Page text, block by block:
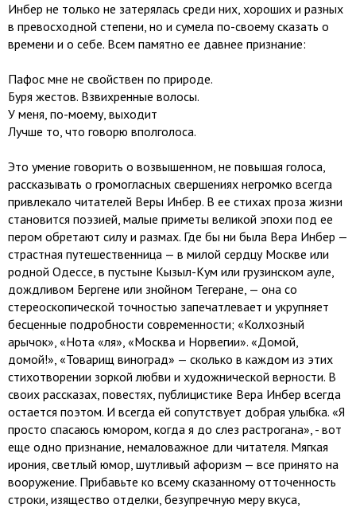
Инбер не только не затерялась среди них, хороших и разных
в превосходной степени, но и сумела по-своему сказать о
времени и о себе. Всем памятно ее давнее признание:
Пафос мне не свойствен по природе.
Буря жестов. Взвихренные волосы.
У меня, по-моему, выходит
Лучше то, что говорю вполголоса.
Это умение говорить о возвышенном, не повышая голоса,
рассказывать о громогласных свершениях негромко всегда
привлекало читателей Веры Инбер. В ее стихах проза жизни
становится поэзией, малые приметы великой эпохи под ее
пером обретают силу и размах. Где бы ни была Вера Инбер —
страстная путешественница — в милой сердцу Москве или
родной Одессе, в пустыне Кызыл-Кум или грузинском ауле,
дождливом Бергене или знойном Тегеране, — она со
стереоскопической точностью запечатлевает и укрупняет
бесценные подробности современности; «Колхозный
арычок», «Нота «ля», «Москва и Норвегии». «Домой,
домой!», «Товарищ виноград» — сколько в каждом из этих
стихотворении зоркой любви и художнической верности. В
своих рассказах, повестях, публицистике Вера Инбер всегда
остается поэтом. И всегда ей сопутствует добрая улыбка. «Я
просто спасаюсь юмором, когда я до слез растрогана», - вот
еще одно признание, немаловажное дли читателя. Мягкая
ирония, светлый юмор, шутливый афоризм — все принято на
вооружение. Прибавьте ко всему сказанному отточенность
строки, изящество отделки, безупречную меру вкуса,